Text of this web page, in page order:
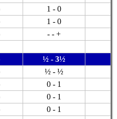
1 - 0
1 - 0
- - +
½ - 3½
½ - ½
0 - 1
0 - 1
0 - 1